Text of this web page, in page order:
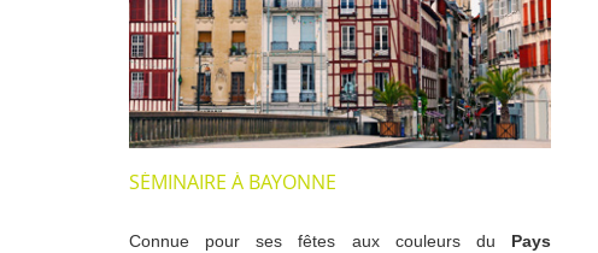
SÉMINAIRE À BAYONNE
Connue pour ses fêtes aux couleurs du Pays